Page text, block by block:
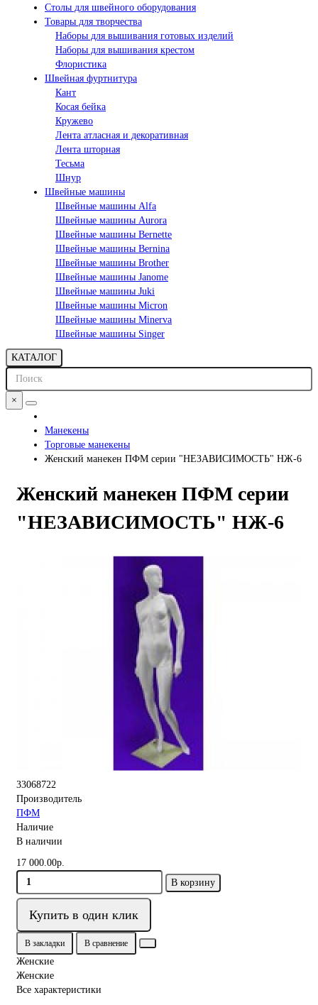
Столы для швейного оборудования
Товары для творчества
Наборы для вышивания готовых изделий
Наборы для вышивания крестом
Флористика
Швейная фуртнитура
Кант
Косая бейка
Кружево
Лента aтласная и декоративная
Лента шторная
Тесьма
Шнур
Швейные машины
Швейные машины Alfa
Швейные машины Aurora
Швейные машины Bernette
Швейные машины Bernina
Швейные машины Brother
Швейные машины Janome
Швейные машины Juki
Швейные машины Micron
Швейные машины Minerva
Швейные машины Singer
КАТАЛОГ
×
Манекены
Торговые манекены
Женский манекен ПФМ серии "НЕЗАВИСИМОСТЬ" НЖ-6
Женский манекен ПФМ серии
"НЕЗАВИСИМОСТЬ" НЖ-6
33068722
Производитель
ПФМ
Наличие
В наличии
17 000.00р.
В корзину
Купить в один клик
В закладки В сравнение
Женские
Женские
Все характеристики